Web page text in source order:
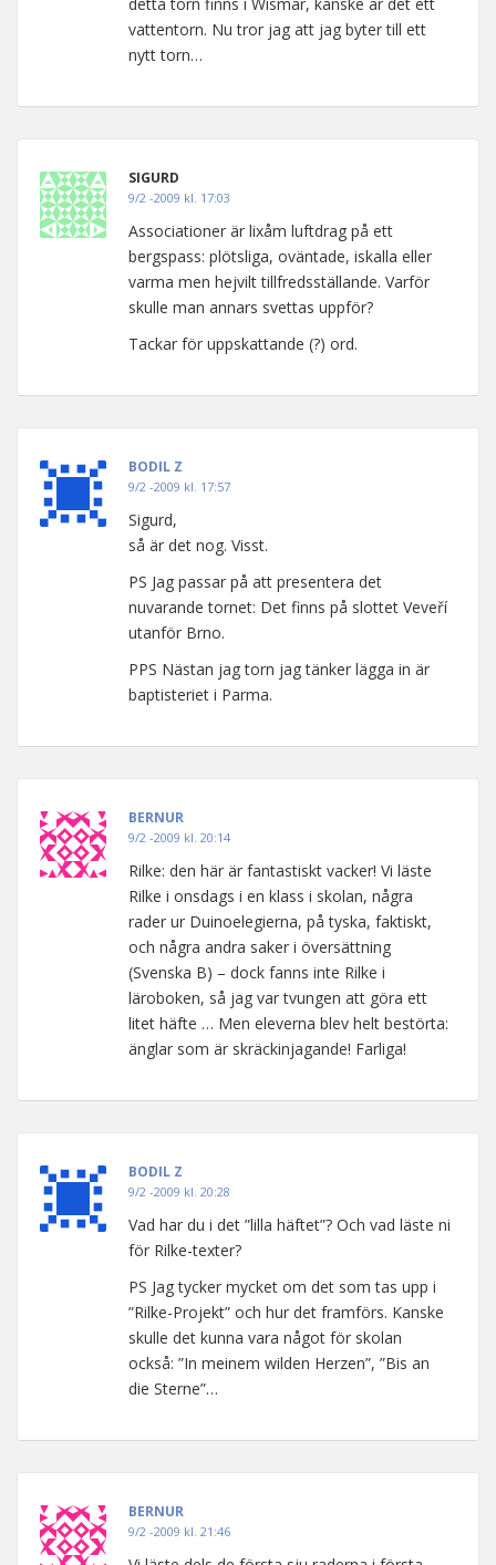
vattentorn. Nu tror jag att jag byter till ett
nytt torn…
SIGURD
9/2 -2009 kl. 17:03
Associationer är lixåm luftdrag på ett
bergspass: plötsliga, oväntade, iskalla eller
varma men hejvilt tillfredsställande. Varför
skulle man annars svettas uppför?
Tackar för uppskattande (?) ord.
BODIL Z
9/2 -2009 kl. 17:57
Sigurd,
så är det nog. Visst.
PS Jag passar på att presentera det
nuvarande tornet: Det finns på slottet Veveří
utanför Brno.
PPS Nästan jag torn jag tänker lägga in är
baptisteriet i Parma.
BERNUR
9/2 -2009 kl. 20:14
Rilke: den här är fantastiskt vacker! Vi läste
Rilke i onsdags i en klass i skolan, några
rader ur Duinoelegierna, på tyska, faktiskt,
och några andra saker i översättning
(Svenska B) – dock fanns inte Rilke i
läroboken, så jag var tvungen att göra ett
litet häfte … Men eleverna blev helt bestörta:
änglar som är skräckinjagande! Farliga!
BODIL Z
9/2 -2009 kl. 20:28
Vad har du i det ”lilla häftet”? Och vad läste ni
för Rilke-texter?
PS Jag tycker mycket om det som tas upp i
”Rilke-Projekt” och hur det framförs. Kanske
skulle det kunna vara något för skolan
också: ”In meinem wilden Herzen”, ”Bis an
die Sterne”…
BERNUR
9/2 -2009 kl. 21:46